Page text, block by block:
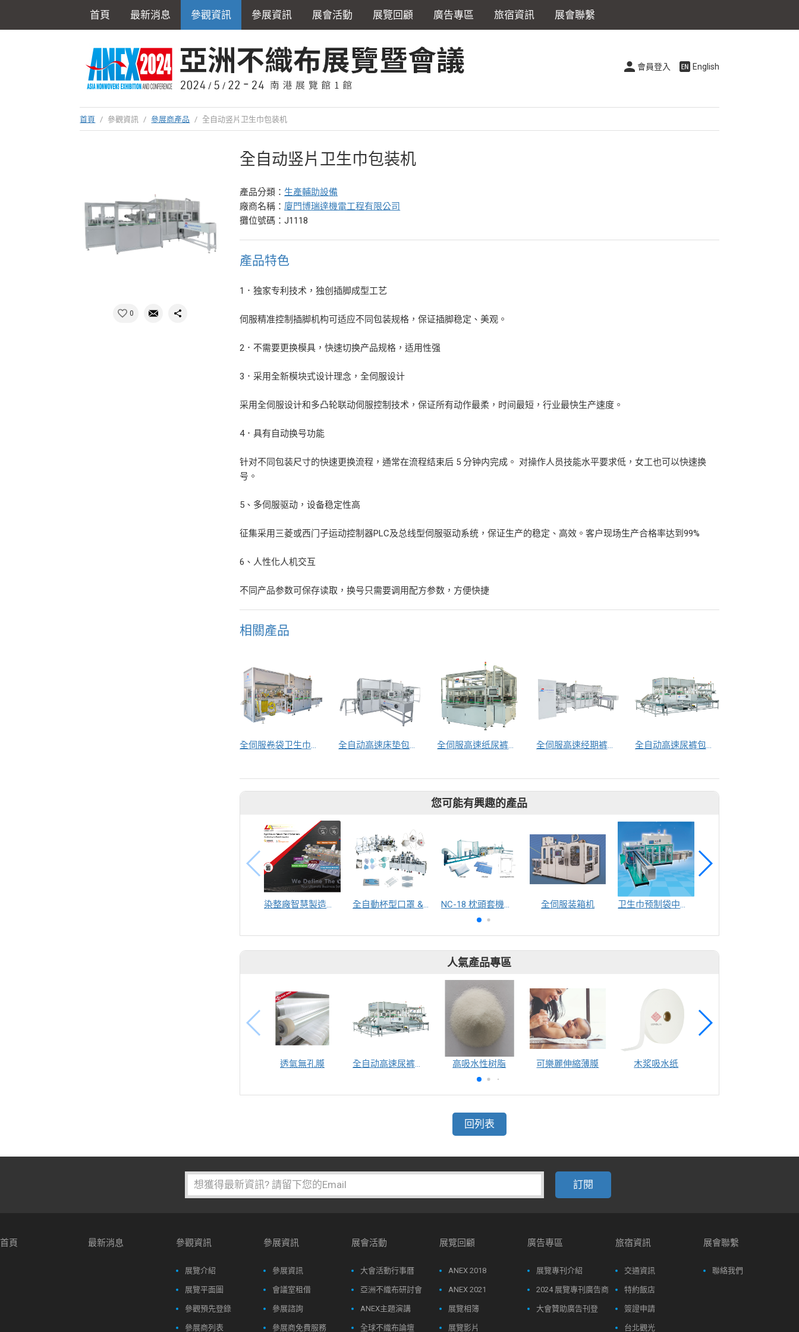
首頁 最新消息 參觀資訊 參展資訊 展會活動 展覽回顧 廣告專區 旅宿資訊 展會聯繫
會員登入 English
首頁 / 參觀資訊 / 參展商產品 / 全自动竖片卫生巾包装机
0
全自动竖片卫生巾包装机
產品分類： 生產輔助設備
廠商名稱： 廈門博瑞達機電工程有限公司
攤位號碼：J1118
產品特色
1．独家专利技术，独创插脚成型工艺
伺服精准控制插脚机构可适应不同包装规格，保证插脚稳定、美观。
2．不需要更换模具，快速切换产品规格，适用性强
3．采用全新模块式设计理念，全伺服设计
采用全伺服设计和多凸轮联动伺服控制技术，保证所有动作最柔，时间最短，行业最快生产速度。
4．具有自动换号功能
针对不同包装尺寸的快速更换流程，通常在流程结束后 5 分钟内完成。 对操作人员技能水平要求低，女工也可以快速换
号。
5、多伺服驱动，设备稳定性高
征集采用三菱或西门子运动控制器PLC及总线型伺服驱动系统，保证生产的稳定、高效。客户现场生产合格率达到99%
6、人性化人机交互
不同产品参数可保存读取，换号只需要调用配方参数，方便快捷
相關產品
全伺服卷袋卫生巾包装机 全自动高速床垫包装机 全伺服高速纸尿裤理片机 全伺服高速经期裤包装机 全自动高速尿裤包装机（自动换号）
您可能有興趣的產品
染整廠智慧製造總體解決方案 全自動杯型口罩 & N95 口罩杯型口罩生產製造機 NC-18 枕頭套機含對摺機構 / NC-1903A 塑料護套生產製造機 / NC-6500 貼合製造機 全伺服装箱机 卫生巾预制袋中包机
人氣產品專區
透氣無孔膜 全自动高速尿裤包装机（自动换号） 高吸水性树脂 可樂麗伸縮薄膜 木浆吸水纸
回列表
首頁 最新消息 參觀資訊
展覽介紹
展覽平面圖
參觀預先登錄
參展商列表
參展資訊
參展資訊
會議室租借
參展諮詢
參展商免費服務
展會活動
大會活動行事曆
亞洲不織布研討會
ANEX主題演講
全球不織布論壇
展覽回顧
ANEX 2018
ANEX 2021
展覽相簿
展覽影片
廣告專區
展覽專刊介紹
2024 展覽專刊廣告商
大會贊助廣告刊登
旅宿資訊
交通資訊
特約飯店
簽證申請
台北觀光
展會聯繫
聯絡我們